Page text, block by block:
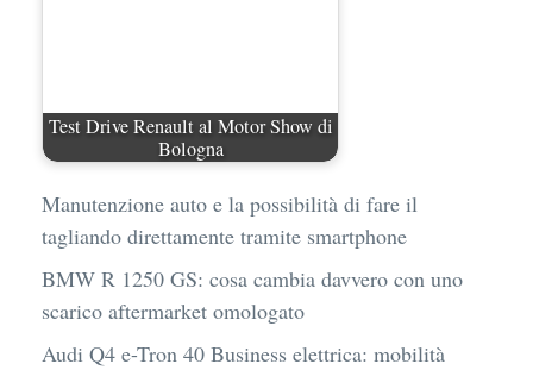
Test Drive Renault al Motor Show di
Bologna
Manutenzione auto e la possibilità di fare il
tagliando direttamente tramite smartphone
BMW R 1250 GS: cosa cambia davvero con uno
scarico aftermarket omologato
Audi Q4 e-Tron 40 Business elettrica: mobilità